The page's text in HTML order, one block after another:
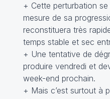
+ Cette perturbation
mesure de sa
reconstituera très
temps stable et sec
+ Une tentative de
produire vendredi et
week-end prochain.
+ Mais c’est surtout à